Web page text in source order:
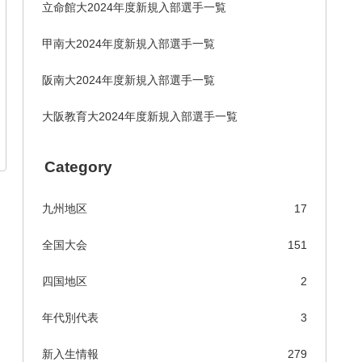
立命館大2024年度新規入部選手一覧
甲南大2024年度新規入部選手一覧
阪南大2024年度新規入部選手一覧
大阪教育大2024年度新規入部選手一覧
Category
九州地区 17
全国大会 151
四国地区 2
年代別代表 3
新入生情報 279